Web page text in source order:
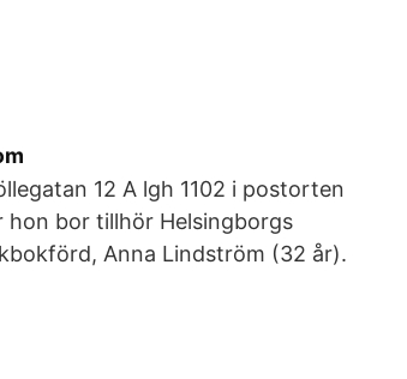
12 A lgh 1102 i postorten
hon bor tillhör Helsingborgs
Anna Lindström (32 år).